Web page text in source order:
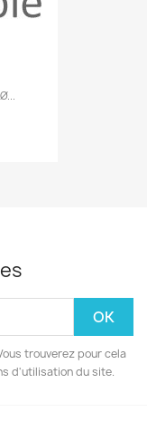
trouverez pour cela
d'utilisation du site.